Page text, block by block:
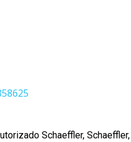
Schaeffler, Schaeffler,